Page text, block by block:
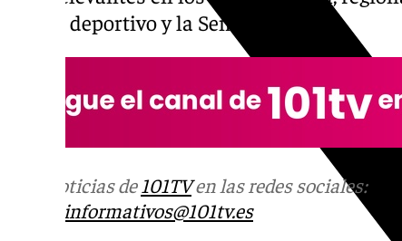
social, deportivo y la Semana Santa.
Más noticias de101TVen las redes sociales:
informativos@101tv.es